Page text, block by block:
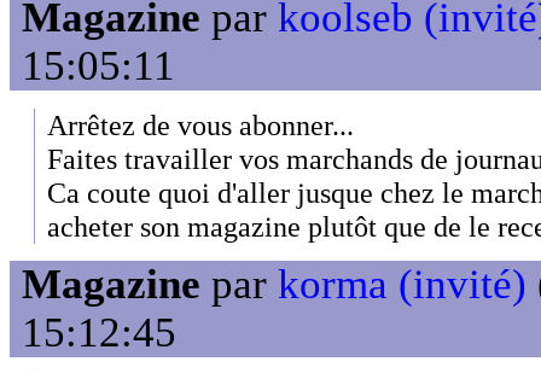
Magazine par koolseb
15:05:11
Arrêtez de vous abonner...
Faites travailler vos marchands de
Ca coute quoi d'aller jusque chez le
acheter son magazine plutôt que de le
Magazine par korma (invité)
15:12:45